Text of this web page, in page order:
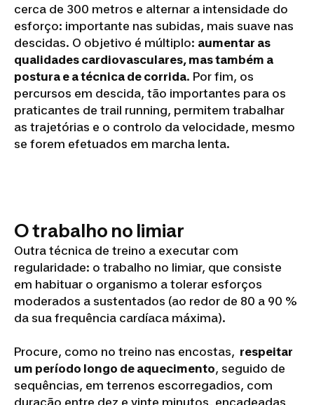
cerca de 300 metros e alternar a intensidade do
esforço: importante nas subidas, mais suave nas
descidas. O objetivo é múltiplo: aumentar as
qualidades cardiovasculares, mas também a
postura e a técnica de corrida. Por fim, os
percursos em descida, tão importantes para os
praticantes de trail running, permitem trabalhar
as trajetórias e o controlo da velocidade, mesmo
se forem efetuados em marcha lenta.
O trabalho no limiar
Outra técnica de treino a executar com
regularidade: o trabalho no limiar, que consiste
em habituar o organismo a tolerar esforços
moderados a sustentados (ao redor de 80 a 90 %
da sua frequência cardíaca máxima).
Procure, como no treino nas encostas, respeitar
um período longo de aquecimento, seguido de
sequências, em terrenos escorregadios, com
duração entre dez e vinte minutos, encadeadas